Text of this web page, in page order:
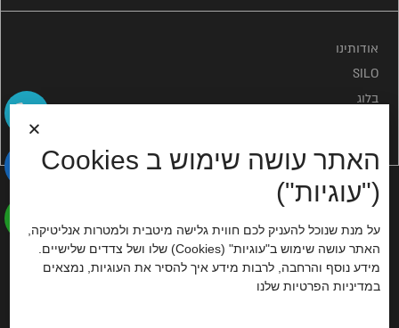
אודותינו
SILO
בלוג
יצירת קשר
שירות לקוחות:
0775100371
האתר עושה שימוש ב Cookies
("עוגיות")
על מנת שנוכל להעניק לכם חווית גלישה מיטבית ולמטרות אנליטיקה,
האתר עושה שימוש ב"עוגיות" (Cookies) שלו ושל צדדים שלישיים.
מידע נוסף והרחבה, לרבות מידע איך להסיר את העוגיות, נמצאים
במדיניות הפרטיות שלנו